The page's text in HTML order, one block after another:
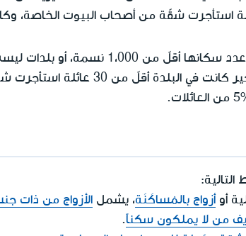
ووفقًا للإحصاء السكاني الأخير
أوأزواج بالمُساكَنَة، يشمل الأزواج من ذات
من لا يملكون سكناً.